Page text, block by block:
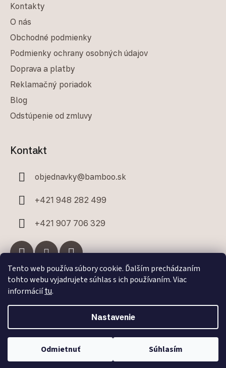
Tento web používa súbory cookie. Ďalším prechádzaním
tohto webu vyjadrujete súhlas s ich používaním. Viac
informáciítu.
Nastavenie
Odmietnuť Súhlasím
Kontakty
O nás
Obchodné podmienky
Podmienky ochrany osobných údajov
Doprava a platby
Reklamačný poriadok
Blog
Odstúpenie od zmluvy
Kontakt
objednavky@bamboo.sk
+421 948 282 499
+421 907 706 329
Facebook
Vytvoril Shoptet Premium a Adatelier
Copyright 2026Bamboo.sk. Všetky práva vyhradené.